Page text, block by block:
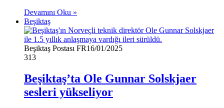
Devamını Oku »
Beşiktaş
Beşiktaş Postası FR16/01/2025
313
Beşiktaş’ta Ole Gunnar Solskjaer
sesleri yükseliyor